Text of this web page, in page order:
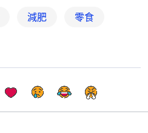
減肥 零食